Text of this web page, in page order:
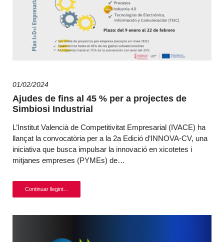
01/02/2024
Ajudes de fins al 45 % per a projectes de
Simbiosi Industrial
L’Institut Valencià de Competitivitat Empresarial (IVACE) ha
llançat la convocatòria per a la 2a Edició d’INNOVA-CV, una
iniciativa que busca impulsar la innovació en xicotetes i
mitjanes empreses (PYMEs) de…
Continuar llegint...